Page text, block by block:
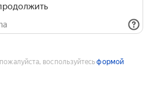
воспользуйтесьформой